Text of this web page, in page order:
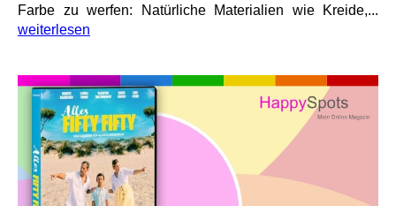
Farbe zu werfen: Natürliche Materialien wie Kreide,...
weiterlesen